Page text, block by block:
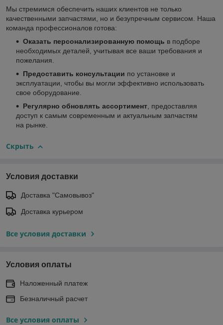
Мы стремимся обеспечить наших клиентов не только
качественными запчастями, но и безупречным сервисом. Наша
команда профессионалов готова:
Оказать персонализированную помощь в подборе
необходимых деталей, учитывая все ваши требования и
пожелания.
Предоставить консультации по установке и
эксплуатации, чтобы вы могли эффективно использовать
свое оборудование.
Регулярно обновлять ассортимент , предоставляя
доступ к самым современным и актуальным запчастям
на рынке.
Скрыть
Условия доставки
Доставка "Самовывоз"
Доставка курьером
Все условия доставки
Условия оплаты
Наложенный платеж
Безналичный расчет
Все условия оплаты